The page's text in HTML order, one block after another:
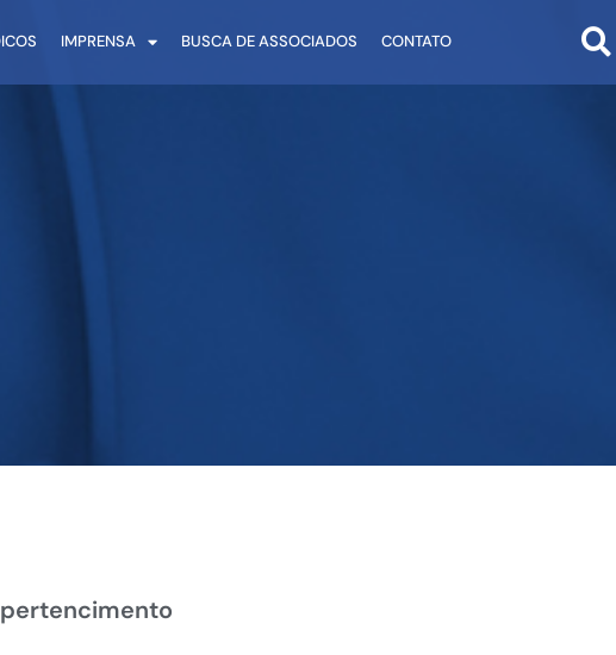
IMPRENSA BUSCA DE ASSOCIADOS CONTATO
pertencimento